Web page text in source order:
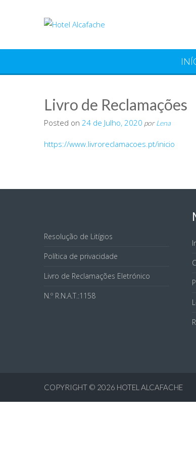
Livro de Reclamações
Posted on 24 de Julho, 2020 porLena
https://www.livroreclamacoes.pt/inicio
Resolução de Litígios
Política de privacidade
Livro de Reclamações Eletrónico
N.º R.N.A.T.:1158
COPYRIGHT © 2026 HOTEL ALCAFACHE